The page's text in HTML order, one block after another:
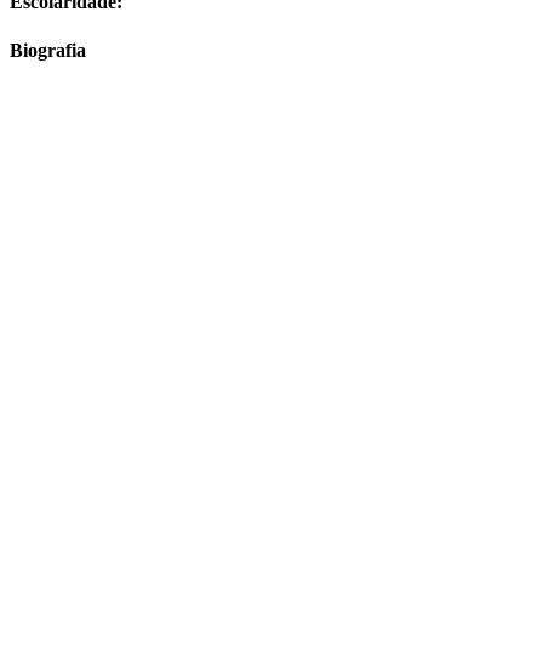
Biografia